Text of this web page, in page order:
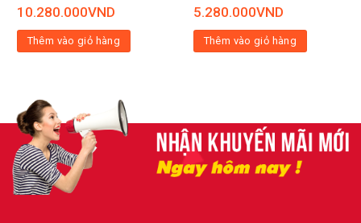
10.280.000VND
Thêm vào giỏ hàng
5.280.000VND
Thêm vào giỏ hàng